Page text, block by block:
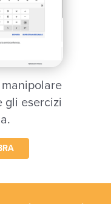
gli esercizi